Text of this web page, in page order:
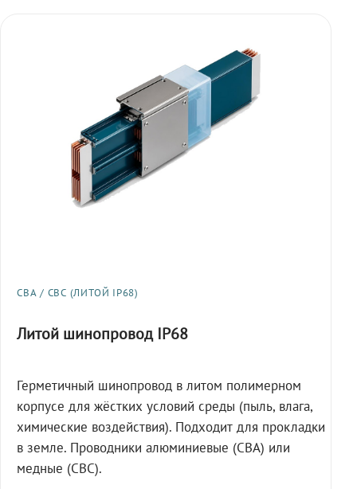
СВА / СВС (ЛИТОЙ IP68)
Литой шинопровод IP68
Герметичный шинопровод в литом полимерном
корпусе для жёстких условий среды (пыль, влага,
химические воздействия). Подходит для прокладки
в земле. Проводники алюминиевые (СВА) или
медные (СВС).